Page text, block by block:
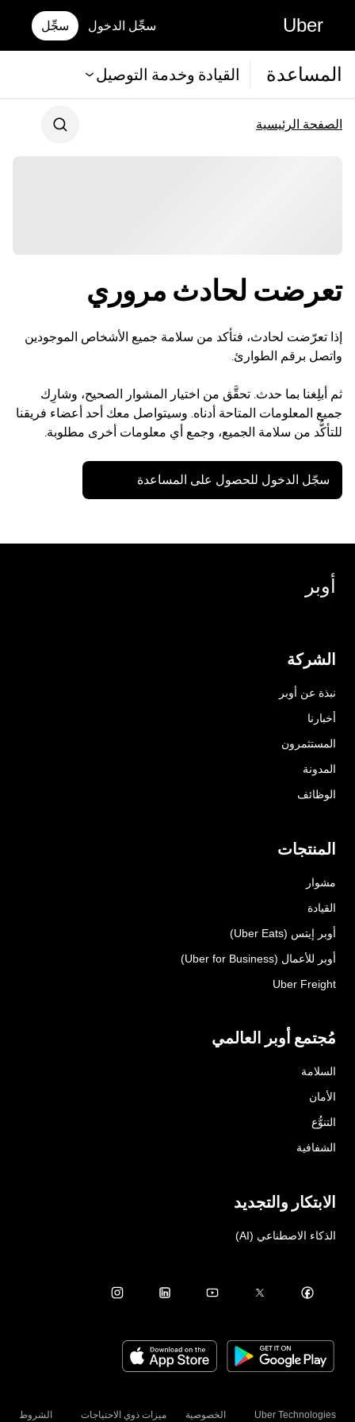
Uber سجِّل الدخول سجِّل
المساعدة القيادة وخدمة التوصيل
الصفحة الرئيسية
تعرضت لحادث مروري
إذا تعرّضت لحادث، فتأكد من سلامة جميع الأشخاص الموجودين
واتصل برقم الطوارئ.
ثم أبلِغنا بما حدث. تحقَّق من اختيار المشوار الصحيح، وشارِك
جميع المعلومات المتاحة أدناه. وسيتواصل معك أحد أعضاء فريقنا
للتأكُّد من سلامة الجميع، وجمع أي معلومات أخرى مطلوبة.
سجّل الدخول للحصول على المساعدة
أوبر
الشركة
نبذة عن أوبر
أخبارنا
المستثمرون
المدونة
الوظائف
المنتجات
مشوار
القيادة
أوبر إيتس (Uber Eats)
أوبر للأعمال (Uber for Business)
Uber Freight
مُجتمع أوبر العالمي
السلامة
الأمان
التنوُّع
الشفافية
الابتكار والتجديد
الذكاء الاصطناعي (AI)
Uber Technologies الخصوصية ميزات ذوي الاحتياجات الشروط